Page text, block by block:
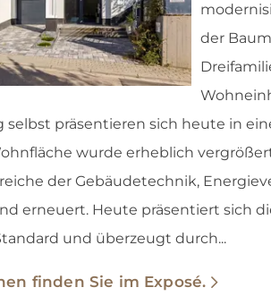
der
selbst präsentieren sich heute in
wurde erheblich
der Gebäudetechnik,
erneuert. Heute präsentiert sich
und überzeugt durch...
finden Sie im Exposé.